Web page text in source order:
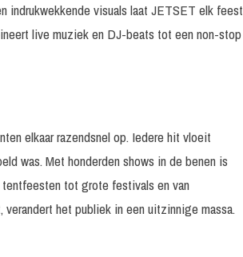
indrukwekkende visuals laat JETSET elk feest
live muziek en DJ-beats tot een non-stop
elkaar razendsnel op. Iedere hit vloeit
was. Met honderden shows in de benen is
tot grote festivals en van
het publiek in een uitzinnige massa.